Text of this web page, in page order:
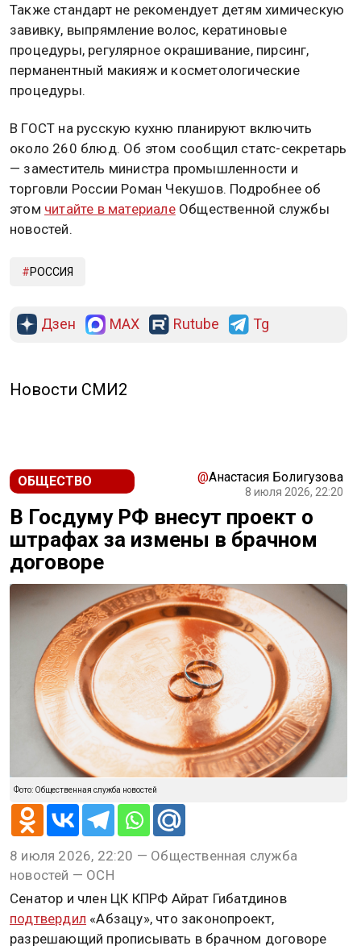
Также стандарт не рекомендует детям химическую
завивку, выпрямление волос, кератиновые
процедуры, регулярное окрашивание, пирсинг,
перманентный макияж и косметологические
процедуры.
В ГОСТ на русскую кухню планируют включить
около 260 блюд. Об этом сообщил статс-секретарь
— заместитель министра промышленности и
торговли России Роман Чекушов. Подробнее об
этом читайте в материалеОбщественной службы
новостей.
РОССИЯ
Дзен MAX Rutube Tg
Новости СМИ2
ОБЩЕСТВО @Анастасия Болигузова
8 июля 2026, 22:20
В Госдуму РФ внесут проект о
штрафах за измены в брачном
договоре
Фото: Общественная служба новостей
8 июля 2026, 22:20 — Общественная служба
новостей — ОСН
Сенатор и член ЦК КПРФ Айрат Гибатдинов
подтвердил «Абзацу», что законопроект,
разрешающий прописывать в брачном договоре